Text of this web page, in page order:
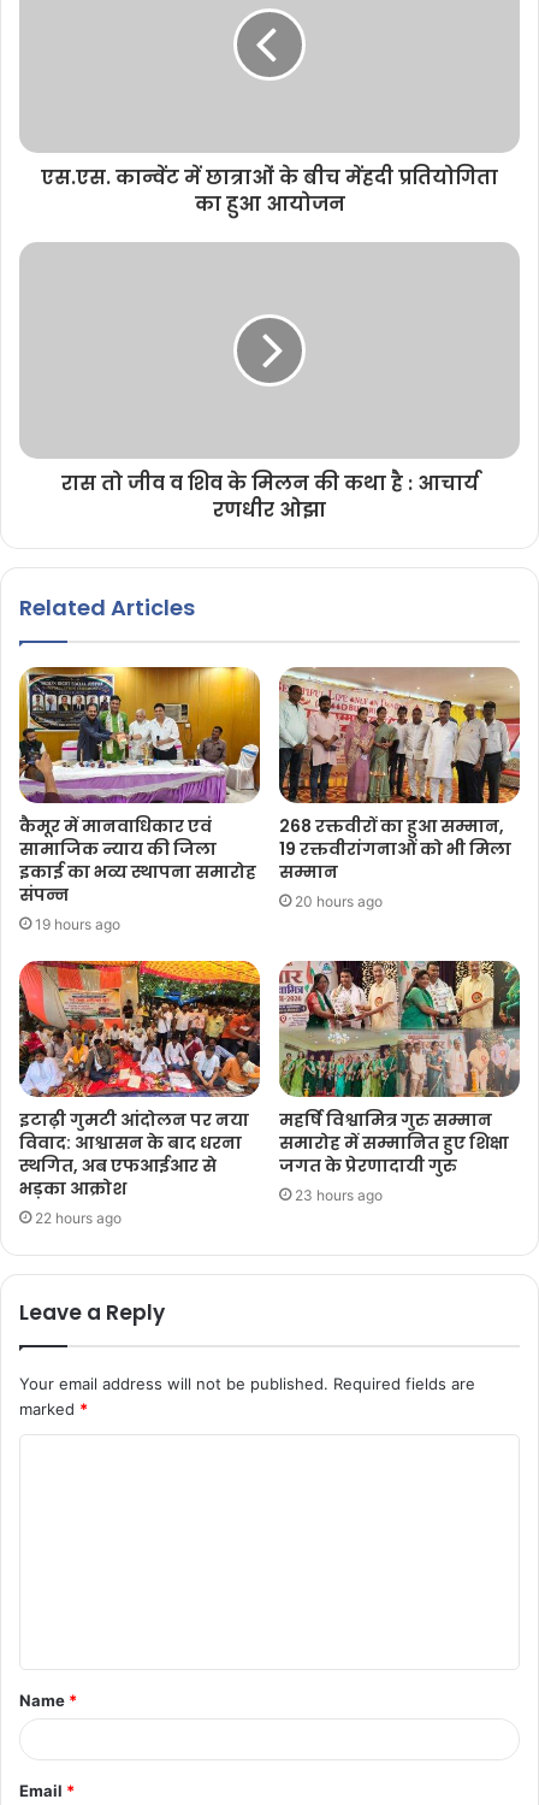
e
एस.एस. कान्वेंट में छात्राओं के बीच मेंहदी प्रतियोगिता
का हुआ आयोजन
रास तो जीव व शिव के मिलन की कथा है : आचार्य
रणधीर ओझा
Related Articles
कैमूर में मानवाधिकार एवं
सामाजिक न्याय की जिला
इकाई का भव्य स्थापना समारोह
संपन्न
19 hours ago
268 रक्तवीरों का हुआ सम्मान,
19 रक्तवीरांगनाओं को भी मिला
सम्मान
20 hours ago
इटाढ़ी गुमटी आंदोलन पर नया
विवाद: आश्वासन के बाद धरना
स्थगित, अब एफआईआर से
भड़का आक्रोश
22 hours ago
महर्षि विश्वामित्र गुरु सम्मान
समारोह में सम्मानित हुए शिक्षा
जगत के प्रेरणादायी गुरु
23 hours ago
Leave a Reply
Your email address will not be published. Required fields are
marked *
Name *
Email *